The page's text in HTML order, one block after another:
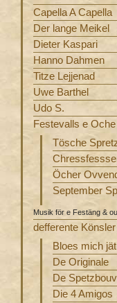
Capella A Capella
Der lange Meikel
Dieter Kaspari
Hanno Dahmen
Titze Lejjenad
Uwe Barthel
Udo S.
Festevalls e Oche
Tösche
Öcher
September
Musik för e Festäng &
defferente
Bloes mich jät
De Originale
De
Die 4 Amigos